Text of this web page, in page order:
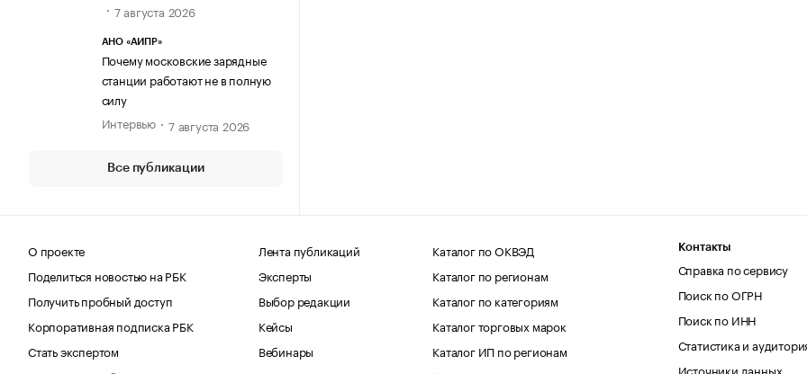
7 августа 2026
АНО «АИПР»
Почему московские зарядные
станции работают не в полную
силу
Интервью
7 августа 2026
Все публикации
О проекте
Поделиться новостью на РБК
Получить пробный доступ
Корпоративная подписка РБК
Стать экспертом
Лента публикаций
Эксперты
Выбор редакции
Кейсы
Вебинары
Каталог по ОКВЭД
Каталог по регионам
Каталог по категориям
Каталог торговых марок
Каталог ИП по регионам
Контакты
Справка по сервису
Поиск по ОГРН
Поиск по ИНН
Статистика и
Источники данных